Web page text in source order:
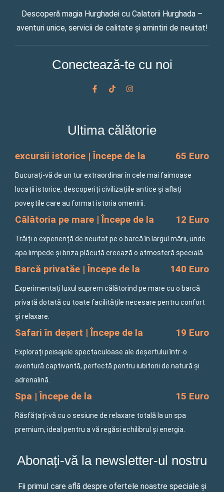
Descoperă magia Hurghadei cu Calatorii Hurghada –
aventuri unice, servicii de calitate și amintiri de neuitat!
Conectează-te cu noi
F
a
o
k
f
T
i
I
n
r
a
Ultima călătorie
excursii istorice | Începe de la 65 Euro
Bucurați-vă de un tur extraordinar în cele mai faimoase
locații istorice, descoperiți civilizațiile antice și aflați
poveștile care au format istoria omenirii.
Călătoria pe mare | Începe de la 12 Euro
Trăiți o experiență de neuitat pe o barcă în largul mării, unde
apa limpede și briza plăcută creează o atmosferă specială.
Barcă privatăe | Începe de la 140 Euro
Experimentați luxul suprem călătorind pe mare cu o barcă
privată dotată cu toate facilitățile necesare pentru confort
și relaxare.
Safari în deșert | Începe de la 19 Euro
Explorați peisajele spectaculoase ale deșertului într-o
aventură captivantă, perfectă pentru iubitorii de natură și
adrenalină.
Spa | Începe de la 15 Euro
Răsfățați-vă cu o sesiune de relaxare totală la un spa
premium, ideal pentru a vă regăsi echilibrul și energia.
Abonați-vă la newsletter-ul nostru
Fii primul care află despre ofertele noastre speciale și